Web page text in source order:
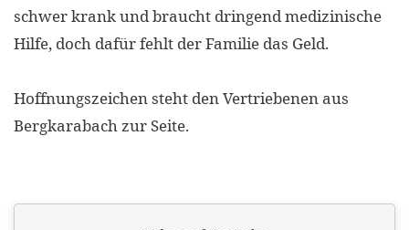
schwer krank und braucht dringend medizinische
Hilfe, doch dafür fehlt der Familie das Geld.
Hoffnungszeichen steht den Vertriebenen aus
Bergkarabach zur Seite.
accept
settings